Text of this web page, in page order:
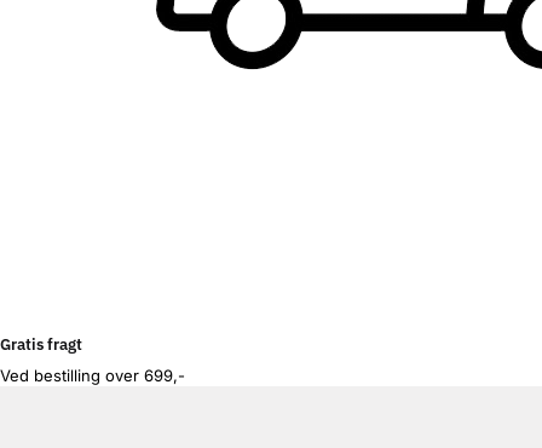
Gratis fragt
Ved bestilling over 699,-